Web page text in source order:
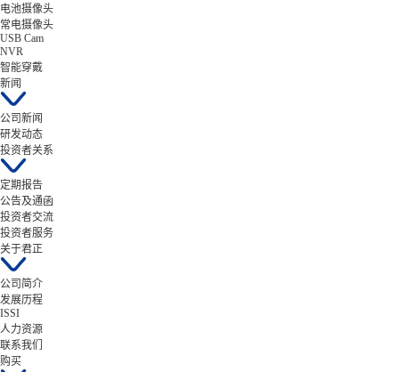
电池摄像头
常电摄像头
USB Cam
NVR
智能穿戴
新闻
公司新闻
研发动态
投资者关系
定期报告
公告及通函
投资者交流
投资者服务
关于君正
公司简介
发展历程
ISSI
人力资源
联系我们
购买